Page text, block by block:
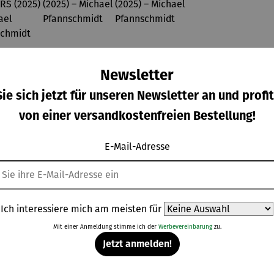
|
OF
Preis:
Aluminium
-Edition |
LOVE OF
MY LIFE
(2025) –
Michael
Regulärer Preis:
298,00 €
Aluminium
-Edition |
LOVE OF
MY LIFE
(2025) –
Michael
Regulärer Preis:
288,00 €
Bild |
Buddha
Regulärer
159,00 €
Newsletter
sich jetzt für unseren Newsletter an und
von einer versandkostenfreien Bestellung!
E-Mail-Adresse
Ich interessiere mich am meisten für
Mit einer Anmeldung stimme ich der Werbevereinbarungzu.
Jetzt anmelden!